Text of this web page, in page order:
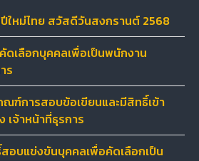
ใหม่ไทย สวัสดีวันสงกรานต์ 2568
ดเลือกบุคคลเพื่อเป็นพนักงาน
ร
ณฑ์การสอบข้อเขียนและมีสิทธิ์เข้า
จ้าหน้าที่ธุรการ
อบแข่งขันบุคคลเพื่อคัดเลือกเป็น